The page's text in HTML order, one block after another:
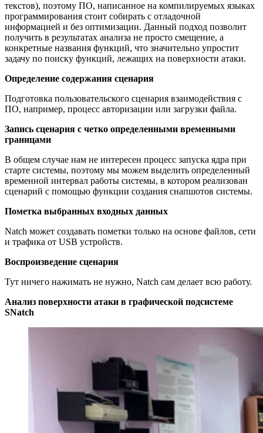
текстов), поэтому ПО, написанное на компилируемых языках
программирования стоит собирать с отладочной
информацией и без оптимизации. Данный подход позволит
получить в результатах анализа не просто смещение, а
конкретные названия функций, что значительно упростит
задачу по поиску функций, лежащих на поверхности атаки.
Определение содержания сценария
Подготовка пользовательского сценария взаимодействия с
ПО, например, процесс авторизации или загрузки файла.
Запись сценария с четко определенными временными
границами
В общем случае нам не интересен процесс запуска ядра при
старте системы, поэтому мы можем выделить определенный
временной интервал работы системы, в котором реализован
сценарий с помощью функции создания снапшотов системы.
Пометка выбранных входных данных
Natch может создавать пометки только на основе файлов, сети
и трафика от USB устройств.
Воспроизведение сценария
Тут ничего нажимать не нужно, Natch сам делает всю работу.
Анализ поверхности атаки в графической подсистеме
SNatch